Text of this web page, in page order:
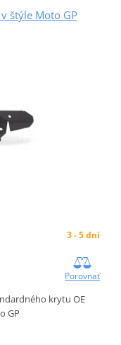
štýle Moto GP
3 - 5 dní
Porovnať
krytu OE
GP